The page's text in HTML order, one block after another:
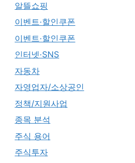
알뜰쇼핑
이벤트·할인쿠폰
이벤트·할인쿠폰
인터넷·SNS
자동차
자영업자/소상공인
정책/지원사업
종목 분석
주식 용어
주식투자